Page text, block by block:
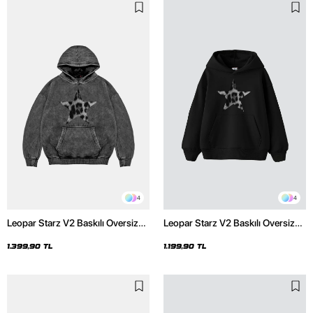
4
Leopar Starz V2 Baskılı Oversize
Hoodie
1.399,90 TL
4
Leopar Starz V2 Baskılı Oversize
1.199,90 TL